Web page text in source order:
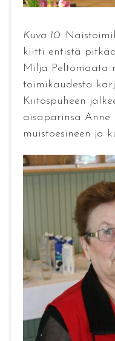
Kuva 10:
kiitti entistä
Milja Peltomaata
toimikaudesta
Kiitospuheen
aisaparinsa Anne
muistoesineen ja